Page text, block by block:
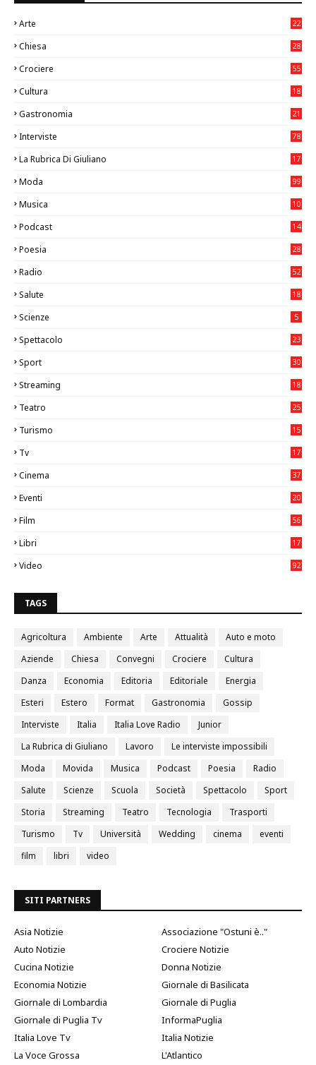
Arte
22
Chiesa
28
Crociere 55
Cultura
18
Gastronomia
21
Interviste 78
La Rubrica Di Giuliano
17
Moda 99
Musica
10
Podcast 14
Poesia 28
Radio 52
Salute
18
Scienze 5
Spettacolo 23
Sport
30
Streaming 18
Teatro
25
Turismo
15
Tv
17
Cinema
37
Eventi
20
Film
56
Libri
17
Video
92
TAGS
Agricoltura Ambiente Arte Attualità
Auto e moto
Aziende
Chiesa Convegni Crociere
Cultura
Danza
Economia Editoria Editoriale
Energia
Esteri
Estero Format Gastronomia
Gossip
Interviste
Italia Italia Love Radio
Junior
La Rubrica di Giuliano
Lavoro
Le interviste impossibili
Moda
Movida Musica Podcast Poesia
Radio
Salute
Scienze Scuola Società Spettacolo
Sport
Storia
Streaming Teatro Tecnologia
Trasporti
Turismo
Tv Università Wedding cinema
eventi
film
libri video
SITI PARTNERS
Asia Notizie
Associazione "Ostuni è.."
Auto Notizie
Crociere Notizie
Cucina Notizie
Donna Notizie
Economia Notizie
Giornale di Basilicata
Giornale di Lombardia
Giornale di Puglia
Giornale di Puglia Tv
InformaPuglia
Italia Love Tv
Italia Notizie
La Voce Grossa
L'Atlantico